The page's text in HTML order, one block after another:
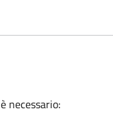
necessario: